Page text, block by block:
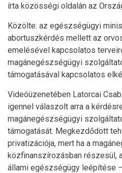
írta közösségi oldalán az
Közölte: az egészségügyi
abortuszkérdés mellett az
emelésével kapcsolatos
magánegészségügyi
támogatásával kapcsolatos
Videóüzenetében Latorcai
igennel válaszolt arra a
magánegészségügyi
támogatását. Megkezdődött
privatizációja, mert ha a
közfinanszírozásban részesül,
állami egészségügy leépítése